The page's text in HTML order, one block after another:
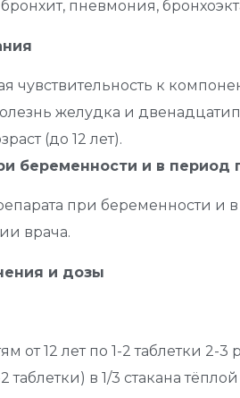
пневмония,
чувствительность к
желудка и
(до 12 лет).
беременности и в период
при беременности и
врача.
и дозы
от 12 лет по 1-2 таблетки
таблетки) в 1/3 стакана